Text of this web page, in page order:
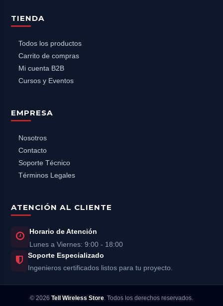
TIENDA
Todos los productos
Carrito de compras
Mi cuenta B2B
Cursos y Eventos
EMPRESA
Nosotros
Contacto
Soporte Técnico
Términos Legales
ATENCIÓN AL CLIENTE
Horario de Atención
Lunes a Viernes: 9:00 - 18:00
Soporte Especializado
Ingenieros certificados listos para tu proyecto.
© 2026 Tell Wireless Store. Todos los derechos reservados.